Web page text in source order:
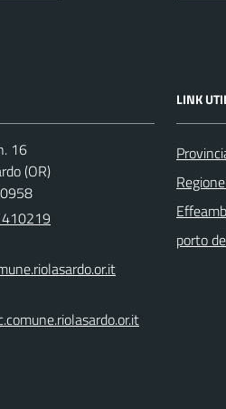
16
(OR)
LINK
porto